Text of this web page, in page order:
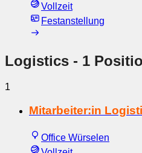
Vollzeit
Festanstellung
Logistics - 1
1
Mitarbeiter:in
Office Würselen